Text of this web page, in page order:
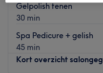
Gelpolish tenen
30 min
Spa Pedicure + gelish
45 min
Kort overzicht